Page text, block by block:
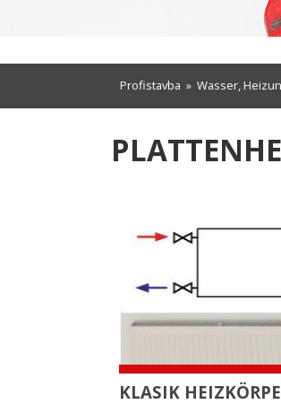
Profistavba » Wasser,
KLASIK